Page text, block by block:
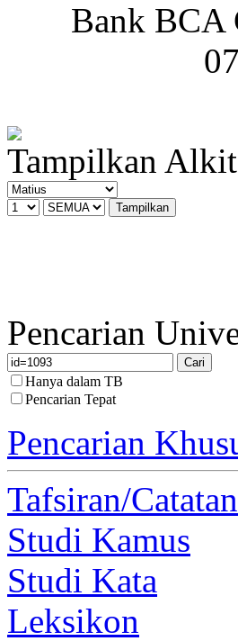
Bank BCA
Tampilkan
Pencarian
Hanya dalam TB
Pencarian Tepat
Pencarian
Tafsiran/Catatan
Studi Kamus
Studi Kata
Leksikon